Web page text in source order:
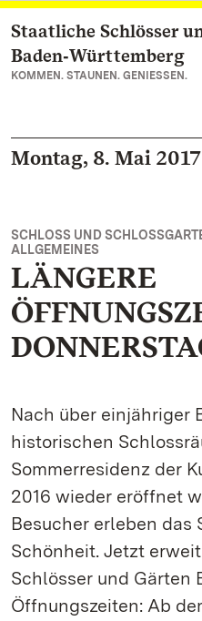
Zum Hauptinhalt
Staatliche Schlösser
Baden‑Württemberg
KOMMEN. STAUNEN. GENIESSEN.
Montag, 8. Mai 2017
SCHLOSS UND
ALLGEMEINES
LÄNGERE
Nach über einjähriger
historischen
Sommerresidenz der
2016 wieder eröffnet
Besucher erleben das
Schönheit. Jetzt
Schlösser und Gärten
Öffnungszeiten: Ab